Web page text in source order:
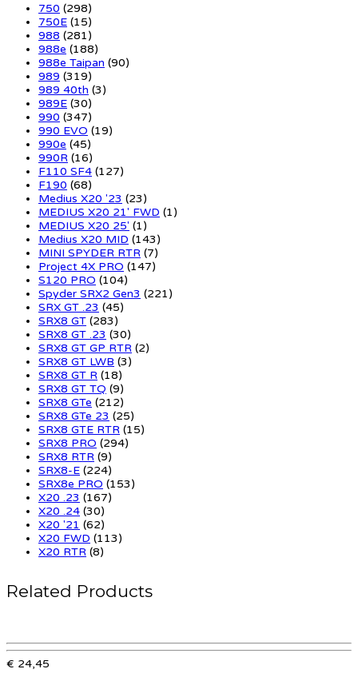
750 (298)
750E (15)
988 (281)
988e (188)
988e Taipan (90)
989 (319)
989 40th (3)
989E (30)
990 (347)
990 EVO (19)
990e (45)
990R (16)
F110 SF4 (127)
F190 (68)
Medius X20 '23 (23)
MEDIUS X20 21' FWD (1)
MEDIUS X20 25' (1)
Medius X20 MID (143)
MINI SPYDER RTR (7)
Project 4X PRO (147)
S120 PRO (104)
Spyder SRX2 Gen3 (221)
SRX GT .23 (45)
SRX8 GT (283)
SRX8 GT .23 (30)
SRX8 GT GP RTR (2)
SRX8 GT LWB (3)
SRX8 GT R (18)
SRX8 GT TQ (9)
SRX8 GTe (212)
SRX8 GTe 23 (25)
SRX8 GTE RTR (15)
SRX8 PRO (294)
SRX8 RTR (9)
SRX8-E (224)
SRX8e PRO (153)
X20 .23 (167)
X20 .24 (30)
X20 '21 (62)
X20 FWD (113)
X20 RTR (8)
Related Products
€ 24,45